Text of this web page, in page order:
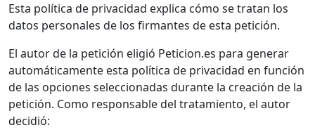
Esta política de privacidad explica cómo se tratan los
datos personales de los firmantes de esta petición.
El autor de la petición eligió Peticion.es para generar
automáticamente esta política de privacidad en función
de las opciones seleccionadas durante la creación de la
petición. Como responsable del tratamiento, el autor
decidió: